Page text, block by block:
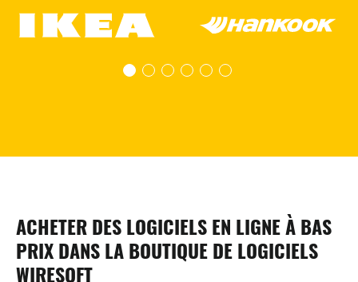
ACHETER DES LOGICIELS EN LIGNE À BAS
PRIX DANS LA BOUTIQUE DE LOGICIELS
WIRESOFT